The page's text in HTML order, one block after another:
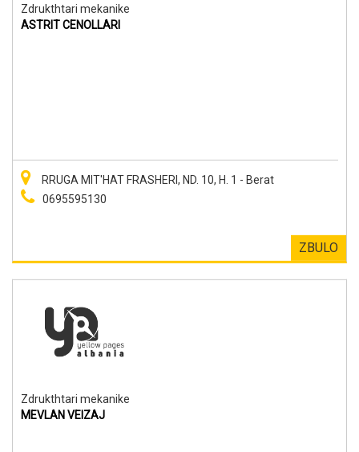
Zdrukthtari mekanike
ASTRIT CENOLLARI
RRUGA MIT'HAT FRASHERI, ND. 10, H. 1 - Berat
0695595130
ZBULO
Zdrukthtari mekanike
MEVLAN VEIZAJ